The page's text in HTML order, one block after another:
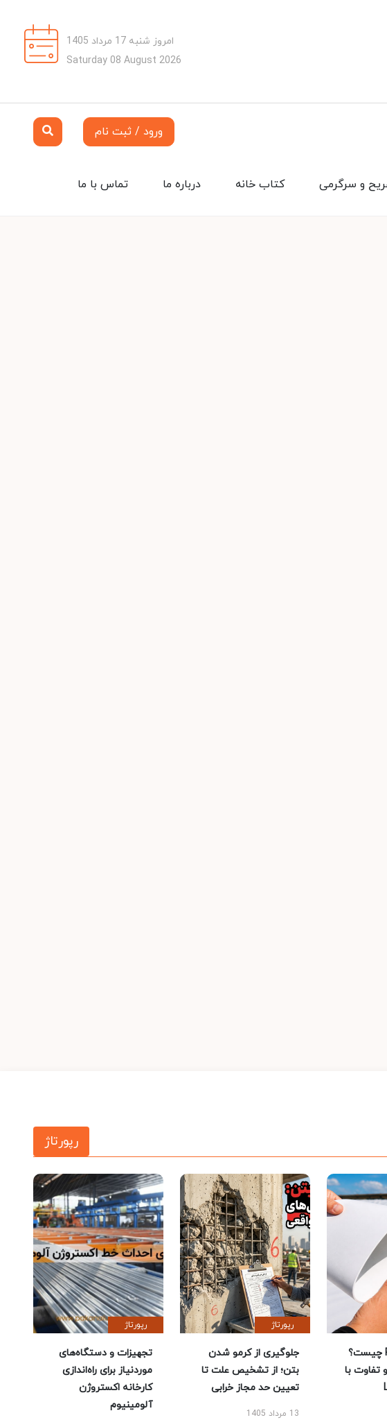
امروز شنبه 17 مرداد 1405
Saturday 08 August 2026
ورود / ثبت نام
تماس با ما درباره ما کتاب خانه و سرگرمی
رپورتاژ
ژئوممبران PVC چیست؟
و تفاوت با
رپورتاژ
جلوگیری از کرمو شدن
بتن؛ از تشخیص علت تا
تعیین حد مجاز خرابی
13 مرداد 1405
رپورتاژ
تجهیزات و دستگاه‌های
موردنیاز برای راه‌اندازی
کارخانه اکستروژن
آلومینیوم